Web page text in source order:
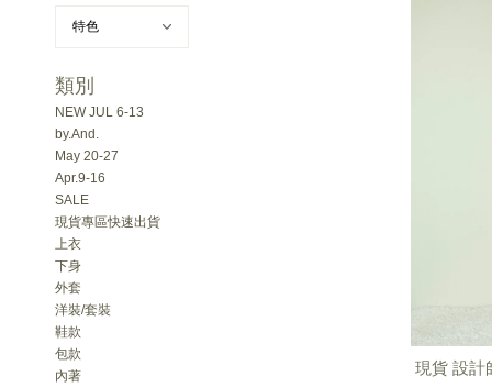
類別
NEW JUL 6-13
by.And.
May 20-27
Apr.9-16
SALE
現貨專區快速出貨
上衣
下身
外套
洋裝/套裝
鞋款
包款
內著
現貨 設計